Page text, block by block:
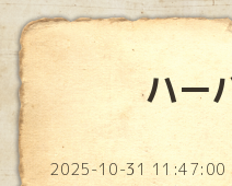
ハー
2025-10-31 11:47:00